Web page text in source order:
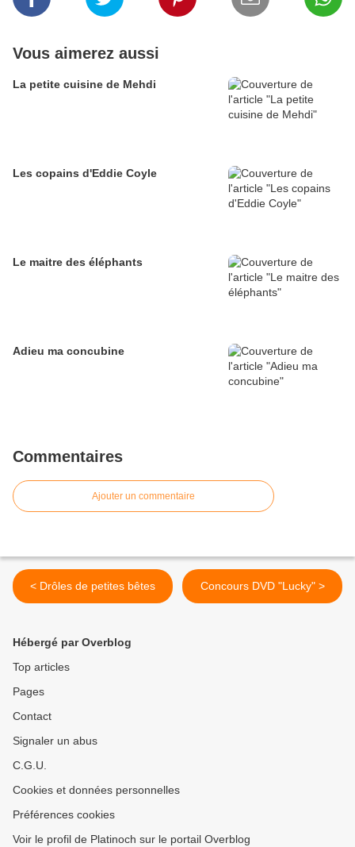
Vous aimerez aussi
La petite cuisine de Mehdi
Les copains d'Eddie Coyle
Le maitre des éléphants
Adieu ma concubine
Commentaires
Ajouter un commentaire
< Drôles de petites bêtes Concours DVD "Lucky" >
Hébergé par Overblog
Top articles
Pages
Contact
Signaler un abus
C.G.U.
Cookies et données personnelles
Préférences cookies
Voir le profil de Platinoch sur le portail Overblog